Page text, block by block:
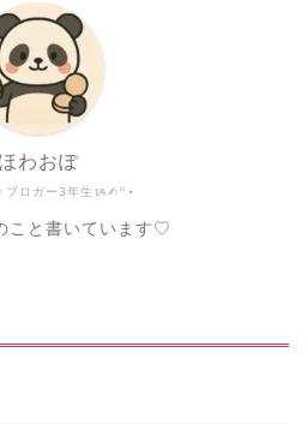
ブロガー3年生ᝰ✍︎꙳⋆
ほわおぽ
こと書いています♡